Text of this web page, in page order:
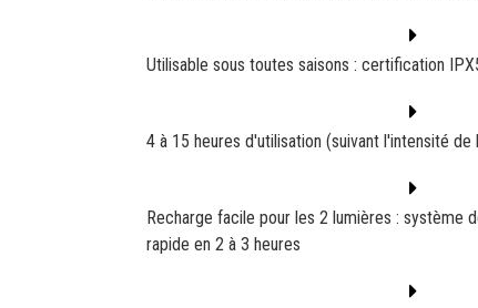
Utilisable sous toutes saisons : certification
4 à 15 heures d'utilisation (suivant l'intensité de
Recharge facile pour les 2 lumières : système
rapide en 2 à 3 heures